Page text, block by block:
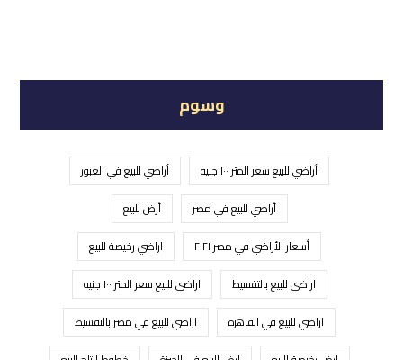
وسوم
أراضي للبيع سعر المتر ١٠٠ جنيه
أراضي للبيع في العبور
أراضي للبيع في مصر
أرض للبيع
أسعار الأراضي في مصر ٢٠٢١
اراضي رخيصة للبيع
اراضي للبيع بالتقسيط
اراضي للبيع سعر المتر ١٠٠ جنيه
اراضي للبيع في القاهرة
اراضي للبيع في مصر بالتقسيط